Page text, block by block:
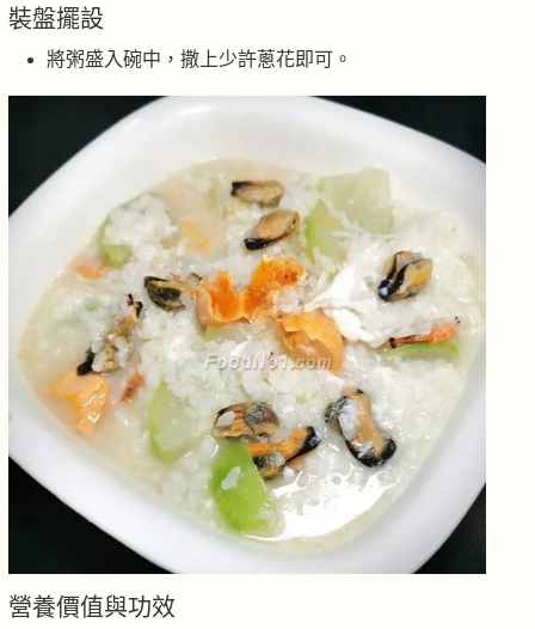
裝盤擺設
將粥盛入碗中，撒上少許蔥花即可。
營養價值與功效